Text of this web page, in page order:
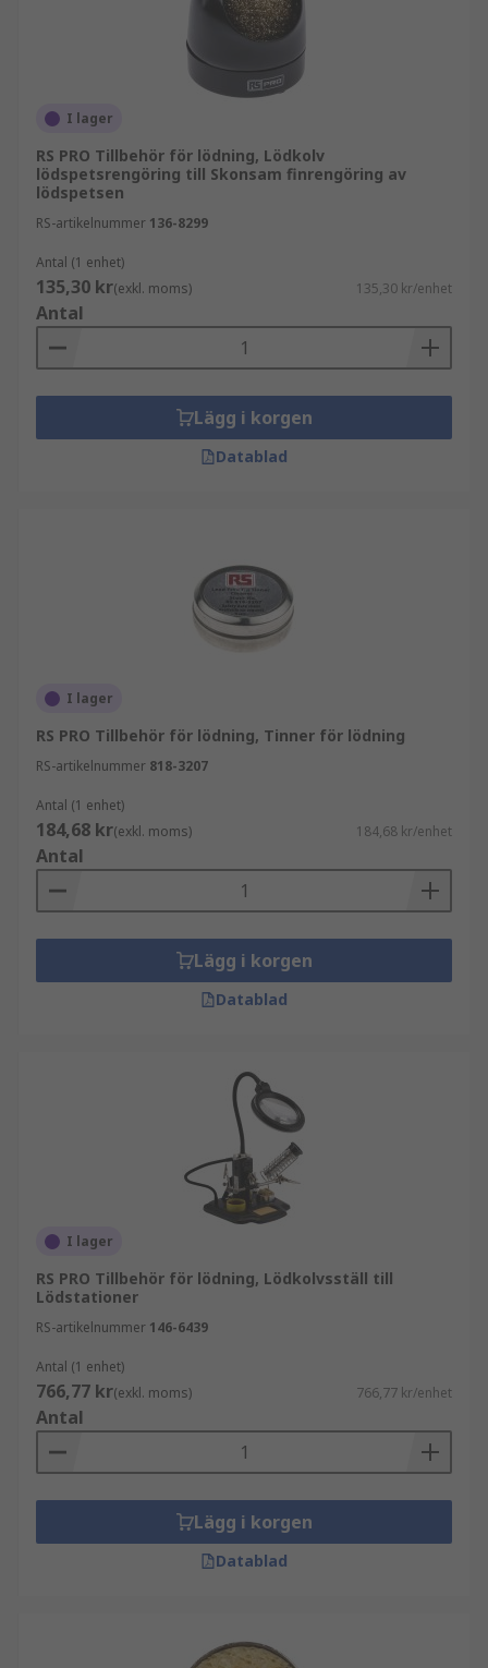
I lager
RS PRO Tillbehör för lödning, Lödkolv
lödspetsrengöring till Skonsam finrengöring av
lödspetsen
RS-artikelnummer 136-8299
Antal (1 enhet)
135,30 kr(exkl. moms) 135,30 kr/enhet
Antal
Lägg i korgen
Datablad
I lager
RS PRO Tillbehör för lödning, Tinner för lödning
RS-artikelnummer 818-3207
Antal (1 enhet)
184,68 kr(exkl. moms) 184,68 kr/enhet
Antal
Lägg i korgen
Datablad
I lager
RS PRO Tillbehör för lödning, Lödkolvsställ till
Lödstationer
RS-artikelnummer 146-6439
Antal (1 enhet)
766,77 kr(exkl. moms) 766,77 kr/enhet
Antal
Lägg i korgen
Datablad